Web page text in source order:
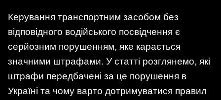
Керування транспортним засобом без
відповідного водійського посвідчення є
серйозним порушенням, яке карається
значними штрафами. У статті розглянемо, які
штрафи передбачені за це порушення в
Україні та чому варто дотримуватися правил